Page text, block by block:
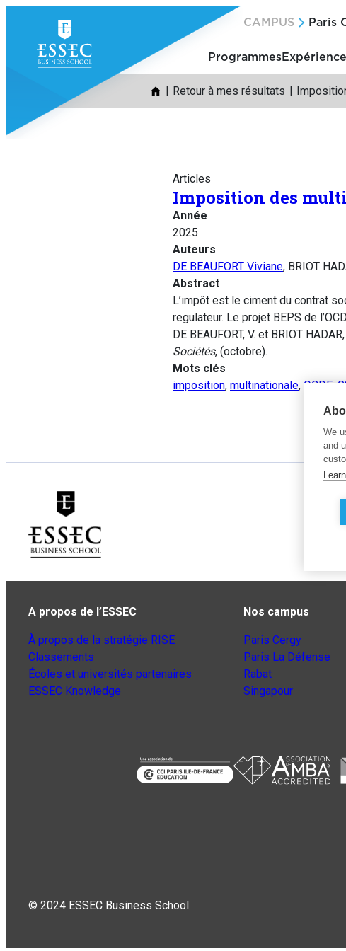
contenu
CAMPUS Paris
Programmes
Retour à mes résultats
Articles
Imposition des
Année
2025
Auteurs
DE BEAUFORT Viviane, BRIOT
Abstract
L’impôt est le ciment du contrat
regulateur. Le projet BEPS de
DE BEAUFORT, V. et BRIOT
Sociétés, (octobre).
Mots clés
imposition, multinationale, OCDE,
A propos de l’ESSEC
À propos de la stratégie RISE
Classements
Écoles et universités partenaires
ESSEC Knowledge
Nos campus
Paris Cergy
Paris La Défense
Rabat
Singapour
© 2024 ESSEC Business School
We
and